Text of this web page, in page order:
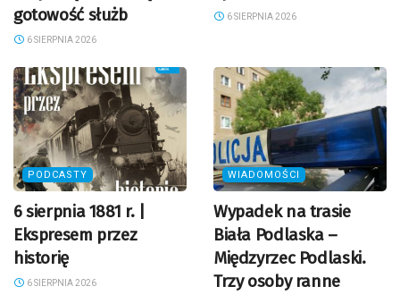
gotowość służb
6 SIERPNIA 2026
6 SIERPNIA 2026
PODCASTY
6 sierpnia 1881 r. |
Ekspresem przez
historię
6 SIERPNIA 2026
WIADOMOŚCI
Wypadek na trasie
Biała Podlaska –
Międzyrzec Podlaski.
Trzy osoby ranne